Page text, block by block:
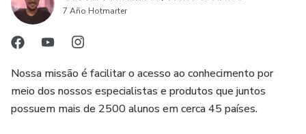
7 Año Hotmarter
Nossa missão é facilitar o acesso ao conhecimento por
meio dos nossos especialistas e produtos que juntos
possuem mais de 2500 alunos em cerca 45 países.